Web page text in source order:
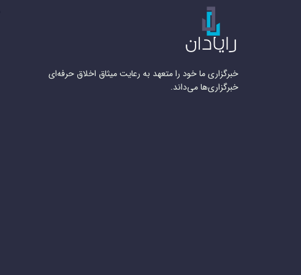
خبرگزاری ما خود را متعهد به رعایت میثاق اخلاق حرفه‌ای
خبرگزاری‌ها می‌داند.